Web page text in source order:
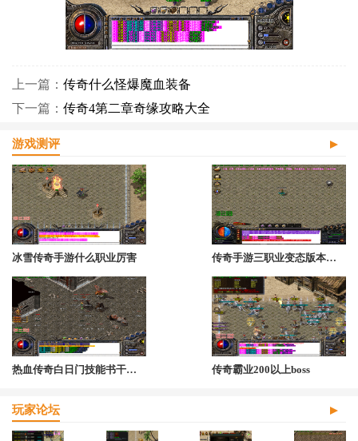
上一篇： 传奇什么怪爆魔血装备
下一篇： 传奇4第二章奇缘攻略大全
游戏测评
冰雪传奇手游什么职业厉害 传奇手游三职业变态版本怎么玩
热血传奇白日门技能书干什么用 传奇霸业200以上boss
玩家论坛